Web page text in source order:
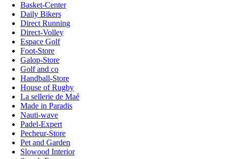
Basket-Center
Daily Bikers
Direct Running
Direct-Volley
Espace Golf
Foot-Store
Galop-Store
Golf and co
Handball-Store
House of Rugby
La sellerie de Maé
Made in Paradis
Nauti-wave
Padel-Expert
Pecheur-Store
Pet and Garden
Slowood Interior